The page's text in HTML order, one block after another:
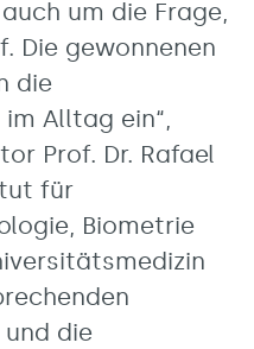
um die Frage,
Die gewonnenen
die
Alltag ein“,
Prof. Dr. Rafael
für
Biometrie
die